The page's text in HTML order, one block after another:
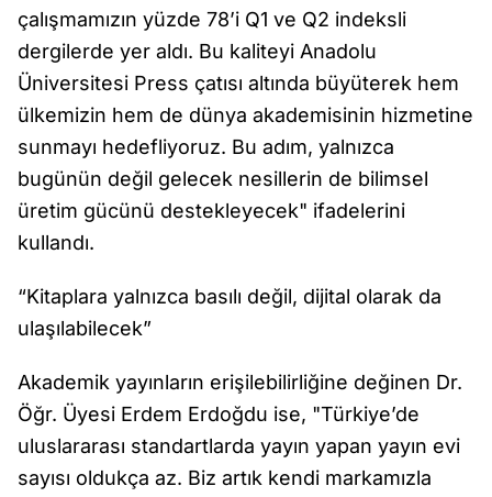
çalışmamızın yüzde 78’i Q1 ve Q2 indeksli
dergilerde yer aldı. Bu kaliteyi Anadolu
Üniversitesi Press çatısı altında büyüterek hem
ülkemizin hem de dünya akademisinin hizmetine
sunmayı hedefliyoruz. Bu adım, yalnızca
bugünün değil gelecek nesillerin de bilimsel
üretim gücünü destekleyecek" ifadelerini
kullandı.
“Kitaplara yalnızca basılı değil, dijital olarak da
ulaşılabilecek”
Akademik yayınların erişilebilirliğine değinen Dr.
Öğr. Üyesi Erdem Erdoğdu ise, "Türkiye’de
uluslararası standartlarda yayın yapan yayın evi
sayısı oldukça az. Biz artık kendi markamızla